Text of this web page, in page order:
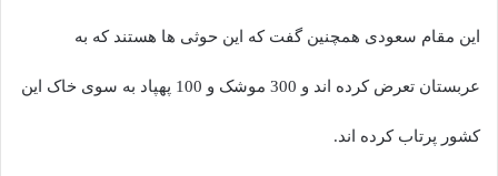
این مقام سعودی همچنین گفت که این حوثی ها هستند که به
عربستان تعرض کرده اند و 300 موشک و 100 پهپاد به سوی خاک این
کشور پرتاب کرده اند.